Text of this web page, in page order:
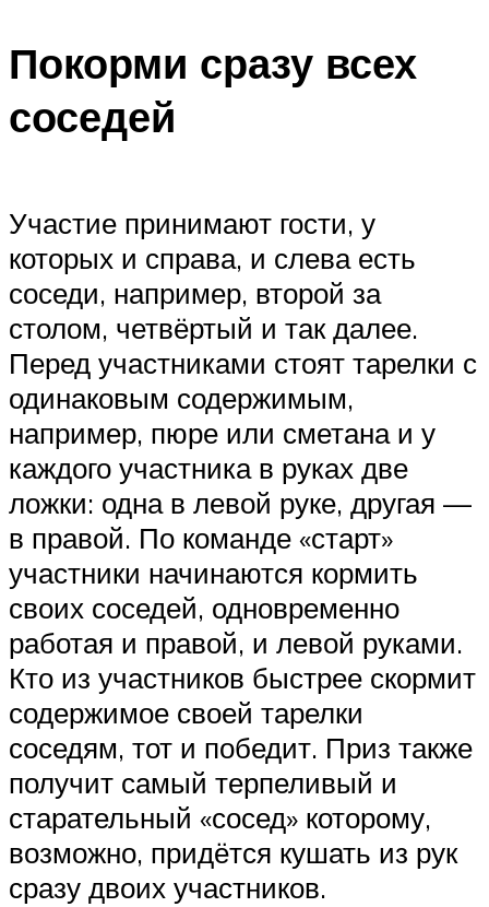
Покорми сразу всех
соседей
Участие принимают гости, у
которых и справа, и слева есть
соседи, например, второй за
столом, четвёртый и так далее.
Перед участниками стоят тарелки с
одинаковым содержимым,
например, пюре или сметана и у
каждого участника в руках две
ложки: одна в левой руке, другая —
в правой. По команде «старт»
участники начинаются кормить
своих соседей, одновременно
работая и правой, и левой руками.
Кто из участников быстрее скормит
содержимое своей тарелки
соседям, тот и победит. Приз также
получит самый терпеливый и
старательный «сосед» которому,
возможно, придётся кушать из рук
сразу двоих участников.